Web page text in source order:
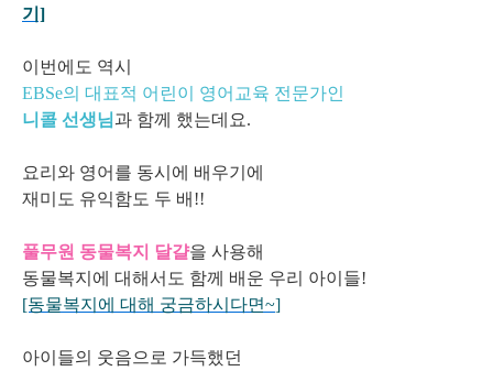
기]
이번에도 역시
EBSe의 대표적 어린이 영어교육 전문가인
니콜 선생님 과 함께 했는데요.
요리와 영어를 동시에 배우기에
재미도 유익함도 두 배!!
풀무원 동물복지 달걀을 사용해
동물복지에 대해서도 함께 배운 우리 아이들!
[동물복지에 대해 궁금하시다면~]
아이들의 웃음으로 가득했던